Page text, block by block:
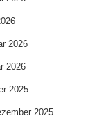
2026
2026
2025
2025